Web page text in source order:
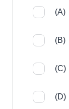
(A)
(B)
(C)
(D)